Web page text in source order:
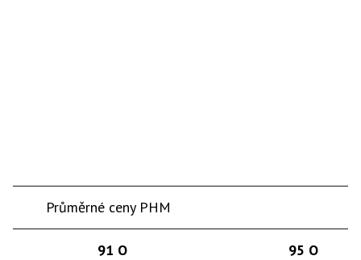
Průměrné ceny PHM
91 O
95 O